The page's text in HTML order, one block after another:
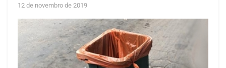
12 de novembro de 2019